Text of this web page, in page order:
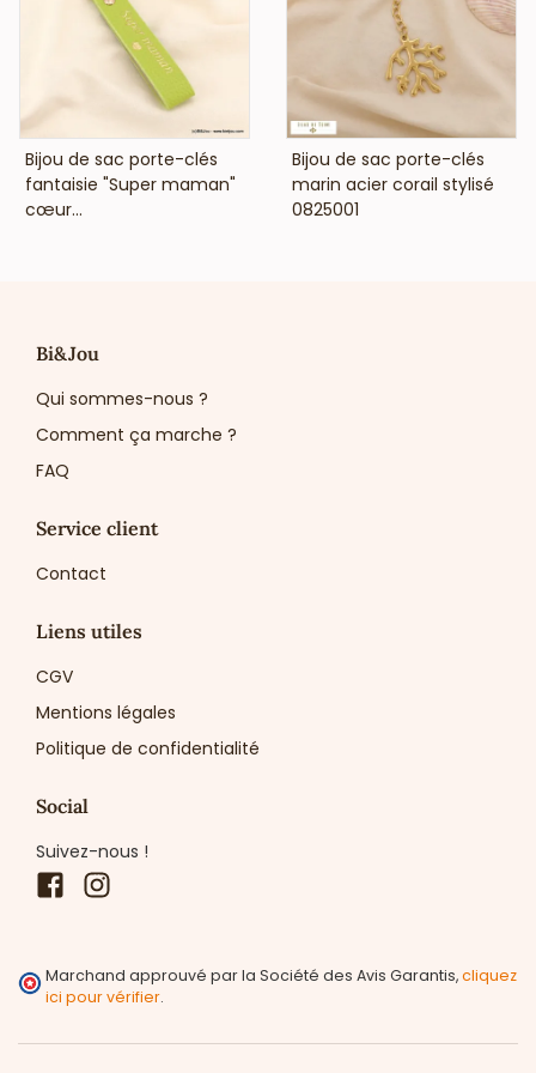
grossiste bijoux fantaisie à Paris
, il garantit un bon
positionnement prix pour des ventes d’impulsion efficaces
et renouvelables.
Commandez dès maintenant ce bijou de sac cerises
pour enrichir votre sélection d’accessoires avec une
pièce originale, tendance et irrésistiblement fruitée !
VOIR LE PRIX
Bijou de sac porte-clés
fantaisie "Super maman"
cœur...
VOIR LE PRIX
Bijou de sac porte-clés
marin acier corail stylisé
0825001
Bi&Jou
Qui sommes-nous ?
Comment ça marche ?
FAQ
Service client
Contact
Liens utiles
CGV
Mentions légales
Politique de confidentialité
Social
Suivez-nous !
Facebook
Marchand approuvé par la Société des Avis Garantis,cliquez
ici pour vérifier.